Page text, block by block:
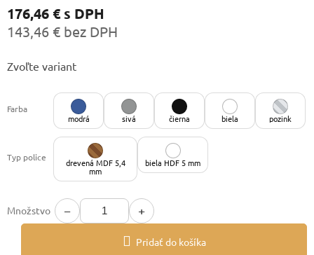
176,46 €s DPH
143,46 € bez DPH
cena:
Zvoľte variant
Farba
modrá
sivá čierna biela pozink
Typ police drevená MDF 5,4
mm
biela HDF 5 mm
Množstvo − +
Pridať do košíka